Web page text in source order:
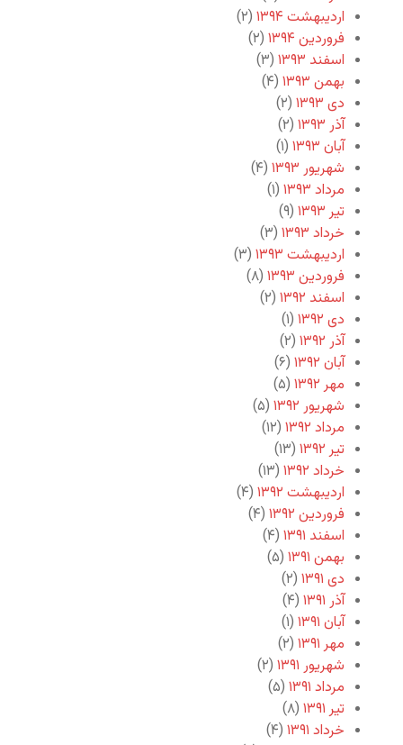
اردیبهشت ۱۳۹۴
(۲)
فروردین ۱۳۹۴
(۲)
اسفند ۱۳۹۳
(۳)
بهمن ۱۳۹۳
(۴)
دی ۱۳۹۳
(۲)
آذر ۱۳۹۳
(۲)
آبان ۱۳۹۳
(۱)
شهریور ۱۳۹۳
(۴)
مرداد ۱۳۹۳
(۱)
تیر ۱۳۹۳
(۹)
خرداد ۱۳۹۳
(۳)
اردیبهشت ۱۳۹۳
(۳)
فروردین ۱۳۹۳
(۸)
اسفند ۱۳۹۲
(۲)
دی ۱۳۹۲
(۱)
آذر ۱۳۹۲
(۲)
آبان ۱۳۹۲
(۶)
مهر ۱۳۹۲
(۵)
شهریور ۱۳۹۲
(۵)
مرداد ۱۳۹۲
(۱۲)
تیر ۱۳۹۲
(۱۳)
خرداد ۱۳۹۲
(۱۳)
اردیبهشت ۱۳۹۲
(۴)
فروردین ۱۳۹۲
(۴)
اسفند ۱۳۹۱
(۴)
بهمن ۱۳۹۱
(۵)
دی ۱۳۹۱
(۲)
آذر ۱۳۹۱
(۴)
آبان ۱۳۹۱
(۱)
مهر ۱۳۹۱
(۲)
شهریور ۱۳۹۱
(۲)
مرداد ۱۳۹۱
(۵)
تیر ۱۳۹۱
(۸)
خرداد ۱۳۹۱
(۴)